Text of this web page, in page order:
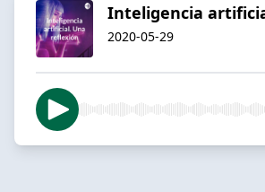
Inteligencia
2020-05-29